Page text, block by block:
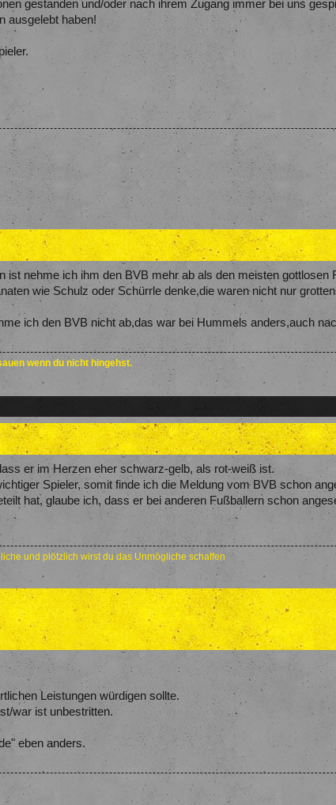
gestanden und/oder nach ihrem Zugang immer bei uns
ausgelebt haben!
ist nehme ich ihm den BVB mehr ab als den meisten gottlosen
wie Schulz oder Schürrle denke,die waren nicht nur
ich den BVB nicht ab,das war bei Hummels anders,auch
wenn du nicht hingehst.
er im Herzen eher schwarz-gelb, als rot-weiß ist.
Spieler, somit finde ich die Meldung vom BVB schon
hat, glaube ich, dass er bei anderen Fußballern schon
und plötzlich wirst du das Unmögliche schaffen
Leistungen würdigen sollte.
war ist unbestritten.
eben anders.